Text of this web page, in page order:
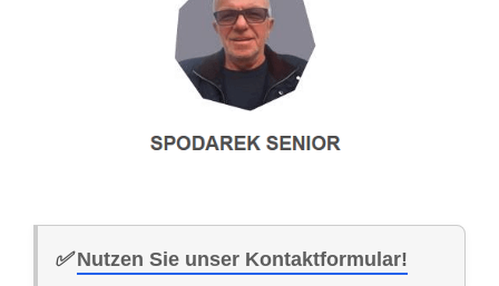
✅Nutzen Sie unser Kontaktformular!